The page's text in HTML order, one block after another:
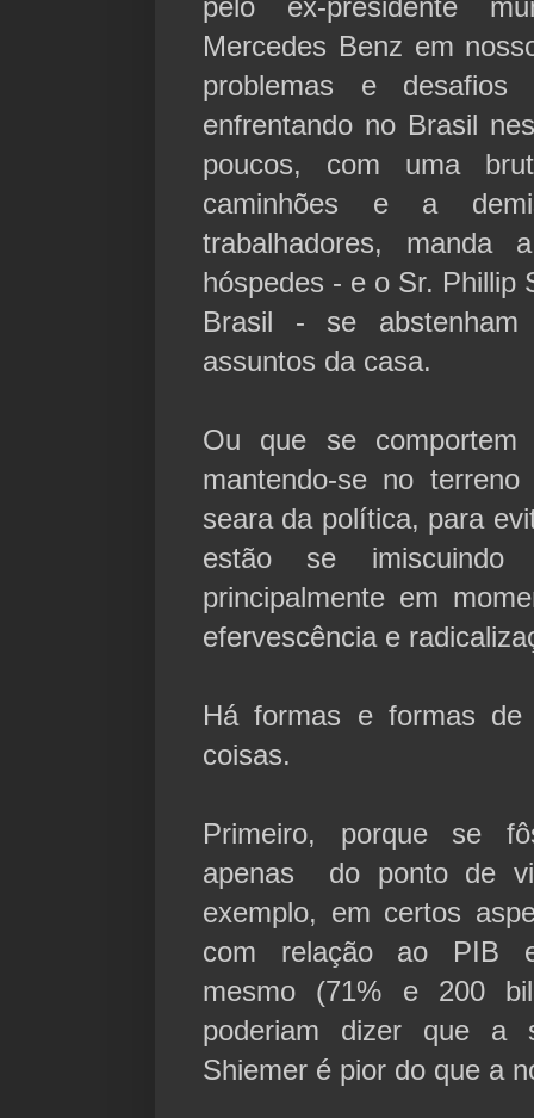
pelo ex-presidente
Mercedes Benz em
problemas e
enfrentando no Brasil
poucos, com uma
caminhões e a
trabalhadores,
hóspedes - e o Sr. Phillip
Brasil - se
assuntos da casa.
Ou que se comportem
mantendo-se no
seara da política, para
estão se imiscuindo
principalmente em
efervescência e
Há formas e formas
coisas.
Primeiro, porque se
apenas do ponto de
exemplo, em certos
com relação ao PIB e
mesmo (71% e 200
poderiam dizer que a
Shiemer é pior do que a